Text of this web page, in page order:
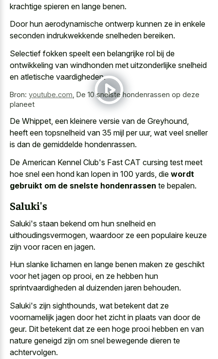
krachtige spieren en lange benen.
Door hun aerodynamische ontwerp kunnen ze in enkele
seconden indrukwekkende snelheden bereiken.
Selectief fokken speelt een belangrijke rol bij de
ontwikkeling van windhonden met uitzonderlijke snelheid
en atletische vaardigheden.
Bron: youtube.com De 10 snelste hondenrassen op deze
planeet
De Whippet, een kleinere versie van de Greyhound,
heeft een topsnelheid van 35 mijl per uur, wat veel sneller
is dan de gemiddelde hondenrassen.
De American Kennel Club's Fast CAT cursing test meet
hoe snel een hond kan lopen in 100 yards, die wordt
gebruikt om de snelste hondenrassen te bepalen.
Saluki's
Saluki's staan bekend om hun snelheid en
uithoudingsvermogen, waardoor ze een populaire keuze
zijn voor racen en jagen.
Hun slanke lichamen en lange benen maken ze geschikt
voor het jagen op prooi, en ze hebben hun
sprintvaardigheden al duizenden jaren behouden.
Saluki's zijn sighthounds, wat betekent dat ze
voornamelijk jagen door het zicht in plaats van door de
geur. Dit betekent dat ze een hoge prooi hebben en van
nature geneigd zijn om snel bewegende dieren te
achtervolgen.